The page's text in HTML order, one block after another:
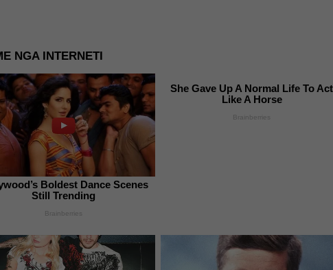
NGA INTERNETI
Boldest Dance Scenes
Still Trending
Brainberries
She Gave Up A Normal Life To Act
Like A Horse
Brainberries